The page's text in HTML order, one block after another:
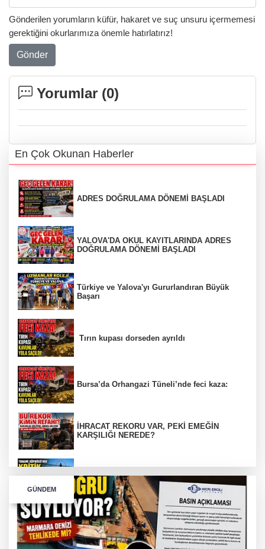
Gönderilen yorumların küfür, hakaret ve suç unsuru içermemesi
gerektiğini okurlarımıza önemle hatırlatırız!
Gönder
Yorumlar (0)
En Çok Okunan Haberler
ADRES DOĞRULAMA DÖNEMİ BAŞLADI
YALOVA'DA OKUL KAYITLARINDA ADRES
DOĞRULAMA DÖNEMİ BAŞLADI
Türkiye ve Yalova'yı Gururlandıran Büyük
Başarı
Tırın kupası dorseden ayrıldı
Bursa’da Orhangazi Tüneli’nde feci kaza:
İHRACAT REKORU VAR, PEKİ EMEĞİN
KARŞILIĞI NEREDE?
TONAMİ KÖPRÜSÜ'NDE PANİK!
GÜNEY MARMARA OTOYOLU İMAR
PLANLARI ASKIDA!
GÜNDEM